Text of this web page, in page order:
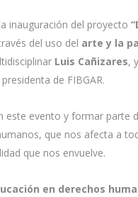
inauguración del proyecto
del uso del arte y la
Luis Cañizares,
presidenta de FIBGAR.
este evento y formar
que nos afecta a
que nos envuelve.
en derechos